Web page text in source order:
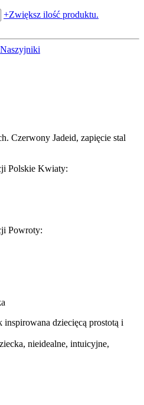
+Zwiększ ilość produktu.
Naszyjniki
Czerwony Jadeid, zapięcie stal
Polskie Kwiaty:
Powroty:
inspirowana dziecięcą prostotą i
nieidealne, intuicyjne,